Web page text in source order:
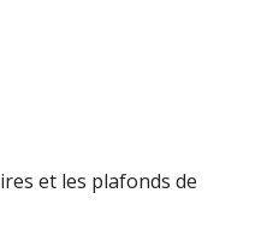
et les plafonds de